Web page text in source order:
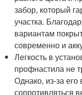
забор, который
участка.
вариантам
современно и
Легкость в
профнастила не
Однако, из-за
сопротивляться